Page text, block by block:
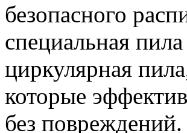
безопасного
специальная
циркулярная
которые
без